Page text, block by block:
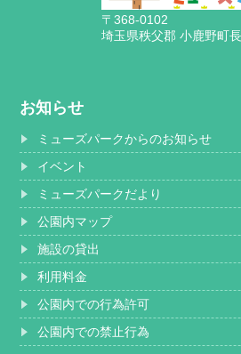
〒368-0102
埼玉県秩父郡 小鹿野町
お知らせ
ミューズパークからのお知らせ
イベント
ミューズパークだより
公園内マップ
施設の貸出
利用料金
公園内での行為許可
公園内での禁止行為